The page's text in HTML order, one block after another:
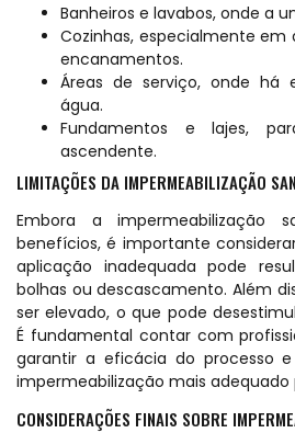
Banheiros e lavabos, onde a
Cozinhas, especialmente em
encanamentos.
Áreas de serviço, onde há
água.
Fundamentos e lajes,
ascendente.
LIMITAÇÕES DA IMPERMEABILIZAÇÃO
Embora a impermeabilização
benefícios, é importante
aplicação inadequada pode
bolhas ou descascamento. Além
ser elevado, o que pode
É fundamental contar com
garantir a eficácia do processo
impermeabilização mais
CONSIDERAÇÕES FINAIS SOBRE